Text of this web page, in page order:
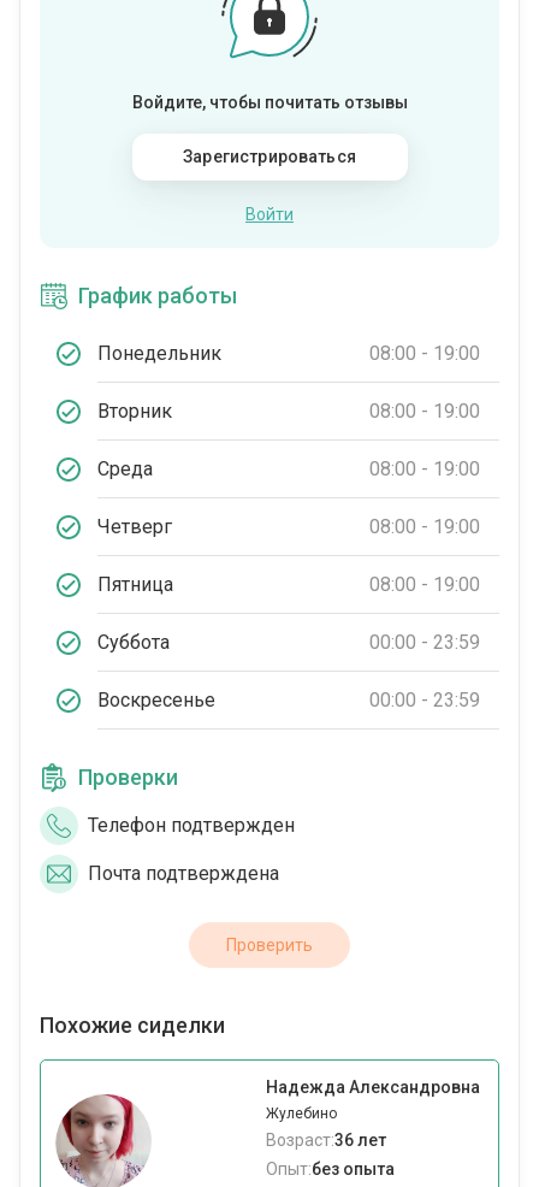
Войдите, чтобы почитать отзывы
Зарегистрироваться
Войти
График работы
Понедельник 08:00 - 19:00
Вторник 08:00 - 19:00
Среда 08:00 - 19:00
Четверг 08:00 - 19:00
Пятница 08:00 - 19:00
Суббота 00:00 - 23:59
Воскресенье 00:00 - 23:59
Проверки
Телефон подтвержден
Почта подтверждена
Проверить
Похожие сиделки
Надежда Александровна
Жулебино
Возраст:36 лет
Опыт:без опыта